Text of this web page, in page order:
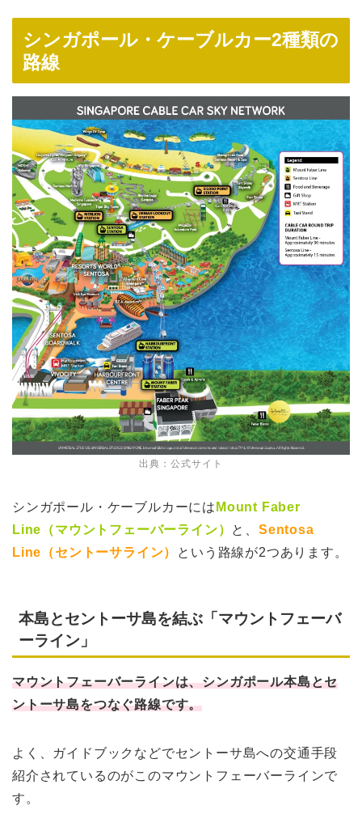
シンガポール・ケーブルカー2種類の
路線
出典：公式サイト
シンガポール・ケーブルカーには Mount Faber
Line（マウントフェーバーライン） と、Sentosa
Line（セントーサライン）
という路線が2つあります。
本島とセントーサ島を結ぶ「マウントフェーバ
ーライン」
マウントフェーバーラインは、シンガポール本島とセ
ントーサ島をつなぐ路線です。
よく、ガイドブックなどでセントーサ島への交通手段
紹介されているのがこのマウントフェーバーラインで
す。